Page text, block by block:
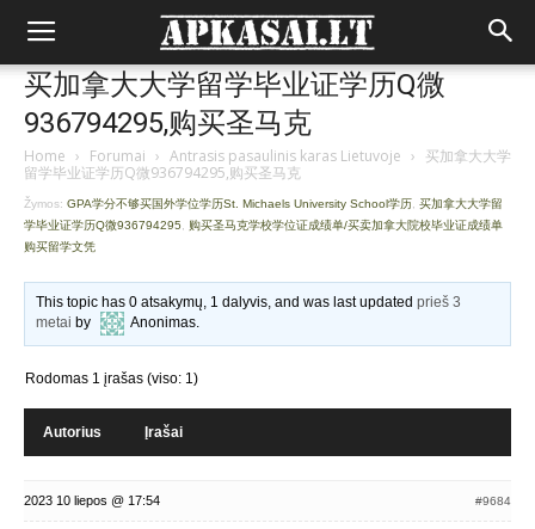
买加拿大大学留学毕业证学历Q微
936794295,购买圣马克
Home › Forumai › Antrasis pasaulinis karas Lietuvoje › 买加拿大大学
留学毕业证学历Q微936794295,购买圣马克
Žymos: GPA学分不够买国外学位学历St. Michaels University School学历 买加拿大大学留
学毕业证学历Q微936794295
购买圣马克学校学位证成绩单/买卖加拿大院校毕业证成绩单
购买留学文凭
This topic has 0 atsakymų, 1 dalyvis, and was last updatedprieš 3
metai by Anonimas.
Rodomas 1 įrašas (viso: 1)
Autorius Įrašai
2023 10 liepos @ 17:54 #9684